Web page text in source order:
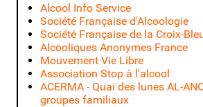
Alcool Info Service
Société Française d'Alcoologie
Société Française de la Croix-
Alcooliques Anonymes France
Mouvement Vie Libre
Association Stop à l'alcool
ACERMA - Quai des lunes AL-
groupes familiaux